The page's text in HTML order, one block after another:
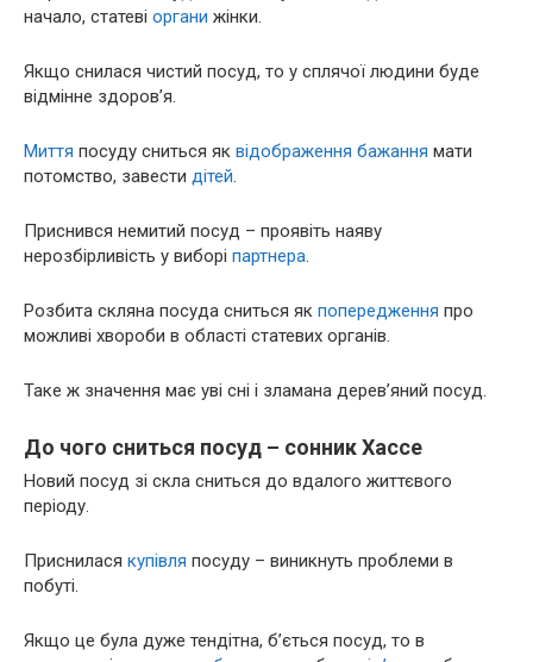
начало, статеві органи жінки.
Якщо снилася чистий посуд, то у сплячої людини буде
відмінне здоров’я.
Миття посуду сниться як відображення бажання мати
потомство, завести дітей.
Приснився немитий посуд – проявіть наяву
нерозбірливість у виборі партнера.
Розбита скляна посуда сниться як попередження про
можливі хвороби в області статевих органів.
Таке ж значення має уві сні і зламана дерев’яний посуд.
До чого сниться посуд – сонник Хассе
Новий посуд зі скла сниться до вдалого життєвого
періоду.
Приснилася купівля посуду – виникнуть проблеми в
побуті.
Якщо це була дуже тендітна, б’ється посуд, то в